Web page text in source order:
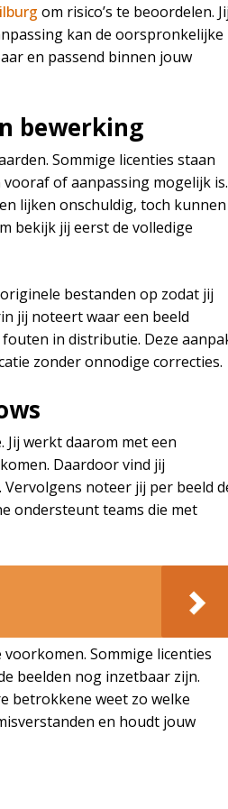
om risico’s te beoordelen.
kan de oorspronkelijke
en passend binnen jouw
bewerking
Sommige licenties staan
of aanpassing mogelijk is.
lijken onschuldig, toch kunnen
bekijk jij eerst de volledige
bestanden op zodat jij
jij noteert waar een beeld
in distributie. Deze
zonder onnodige correcties.
werkt daarom met een
Daardoor vind jij
noteer jij per beeld
ondersteunt teams die met
Sommige licenties
beelden nog inzetbaar zijn.
betrokkene weet zo welke
en houdt jouw